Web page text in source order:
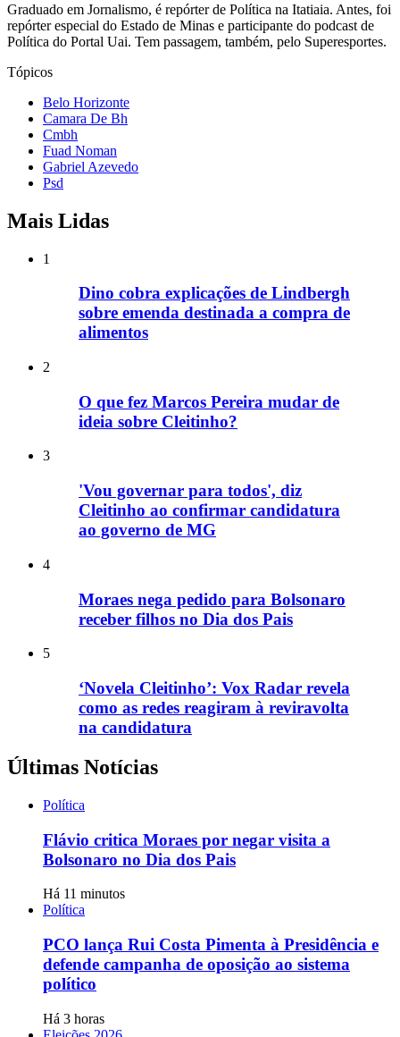
Graduado em Jornalismo, é repórter de Política na Itatiaia. Antes, foi
repórter especial do Estado de Minas e participante do podcast de
Política do Portal Uai. Tem passagem, também, pelo Superesportes.
Tópicos
Belo Horizonte
Camara De Bh
Cmbh
Fuad Noman
Gabriel Azevedo
Psd
Mais Lidas
1
Dino cobra explicações de Lindbergh
sobre emenda destinada a compra de
alimentos
2
O que fez Marcos Pereira mudar de
ideia sobre Cleitinho?
3
'Vou governar para todos', diz
Cleitinho ao confirmar candidatura
ao governo de MG
4
Moraes nega pedido para Bolsonaro
receber filhos no Dia dos Pais
5
‘Novela Cleitinho’: Vox Radar revela
como as redes reagiram à reviravolta
na candidatura
Últimas Notícias
Política
Flávio critica Moraes por negar visita a
Bolsonaro no Dia dos Pais
Há 11 minutos
Política
PCO lança Rui Costa Pimenta à Presidência e
defende campanha de oposição ao sistema
político
Há 3 horas